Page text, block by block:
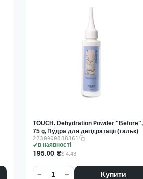
в наявності
TOUCH. Dehydration Powder "Before",
75 g, Пудра для дегідратації (тальк)
2230000038361
195.00 ₴$ 4.43
+
− Купити